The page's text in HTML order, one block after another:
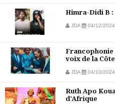
Himra-Didi B :
JDA 04/12/2024
voix de la
JDA 04/10/2024
Ruth Apo
d'Afrique